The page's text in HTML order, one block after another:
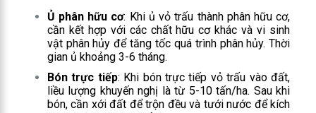
Ủ phân hữu cơ: Khi ủ vỏ trấu thành phân hữu cơ,
cần kết hợp với các chất hữu cơ khác và vi sinh
vật phân hủy để tăng tốc quá trình phân hủy. Thời
gian ủ khoảng 3-6 tháng.
Bón trực tiếp: Khi bón trực tiếp vỏ trấu vào đất,
liều lượng khuyến nghị là từ 5-10 tấn/ha. Sau khi
bón, cần xới đất để trộn đều và tưới nước để kích